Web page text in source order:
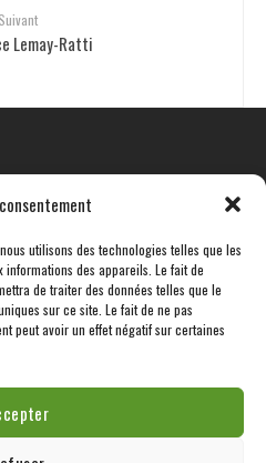
utilisons des technologies telles que les
des appareils. Le fait de
de traiter des données telles que le
sur ce site. Le fait de ne pas
peut avoir un effet négatif sur certaines
Suivant
Lemay-Ratti
ÉDUCATION
(CA)